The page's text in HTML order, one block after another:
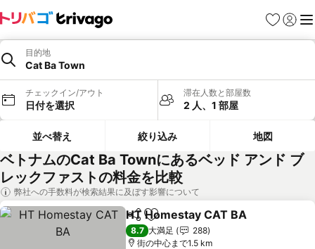
お気に入り
ログイ
メ
目的地
Cat Ba Town
チェックイン/アウト
日付を選択
滞在人数と部屋数
2 人、1 部屋
並べ替え 絞り込み 地図
ベトナムのCat Ba Townにあるベッド アンド ブ
レックファストの料金を比較
弊社への手数料が検索結果に及ぼす影響について
シェアお気に入りに追加
HT Homestay CAT BA
8.7 大満足
288
街の中心まで1.5 km